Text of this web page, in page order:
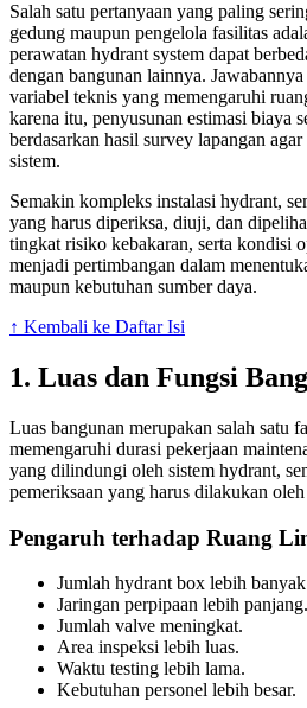
Salah satu pertanyaan yang paling
gedung maupun pengelola fasilitas
perawatan hydrant system dapat
dengan bangunan lainnya.
variabel teknis yang memengaruhi
karena itu, penyusunan estimasi biaya
berdasarkan hasil survey lapangan
sistem.
Semakin kompleks instalasi hydrant,
yang harus diperiksa, diuji, dan
tingkat risiko kebakaran, serta kondisi
menjadi pertimbangan dalam
maupun kebutuhan sumber daya.
↑ Kembali ke Daftar Isi
1. Luas dan Fungsi
Luas bangunan merupakan salah satu
memengaruhi durasi pekerjaan
yang dilindungi oleh sistem hydrant,
pemeriksaan yang harus dilakukan
Pengaruh terhadap Ruang
Jumlah hydrant box lebih
Jaringan perpipaan lebih panjang.
Jumlah valve meningkat.
Area inspeksi lebih luas.
Waktu testing lebih lama.
Kebutuhan personel lebih besar.